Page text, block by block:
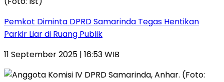
Pemkot Diminta DPRD Samarinda Tegas Hentikan
Parkir Liar di Ruang Publik
11 September 2025 | 16:53 WIB